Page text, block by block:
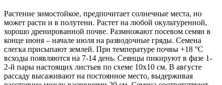
Растение зимостойкое, предпочитает солнечные места, но
может расти и в полутени. Растет на любой окультуренной,
хорошо дренированной почве. Размножают посевом семян в
конце июня – начале июля на разводочные гряды. Семена
слегка присыпают землей. При температуре почвы +18 °C
всходы появляются на 7-14 день. Сеянцы пикируют в фазе 1-
2-й пары настоящих листьев по схеме 10х10 см. В августе
рассаду высаживают на постоянное место, выдерживая